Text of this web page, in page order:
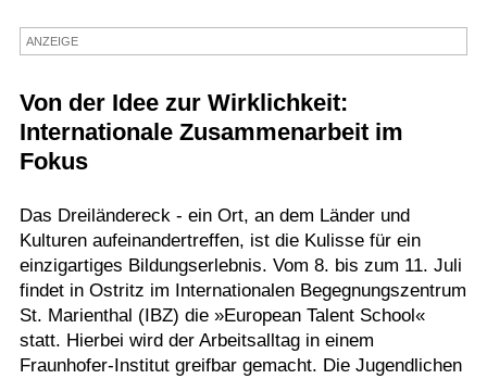
ANZEIGE
Von der Idee zur Wirklichkeit:
Internationale Zusammenarbeit im
Fokus
Das Dreiländereck - ein Ort, an dem Länder und
Kulturen aufeinandertreffen, ist die Kulisse für ein
einzigartiges Bildungserlebnis. Vom 8. bis zum 11. Juli
findet in Ostritz im Internationalen Begegnungszentrum
St. Marienthal (IBZ) die »European Talent School«
statt. Hierbei wird der Arbeitsalltag in einem
Fraunhofer-Institut greifbar gemacht. Die Jugendlichen